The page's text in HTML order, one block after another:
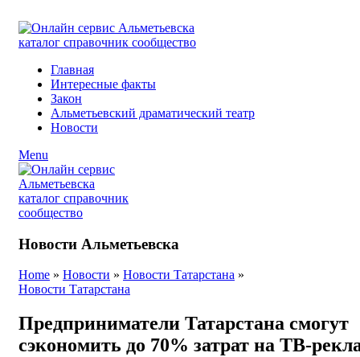
Главная
Интересные факты
Закон
Альметьевский драматический театр
Новости
Menu
Новости Альметьевска
Home » Новости » Новости Татарстана »
Новости Татарстана
Предприниматели Татарстана смогут
сэкономить до 70% затрат на ТВ-